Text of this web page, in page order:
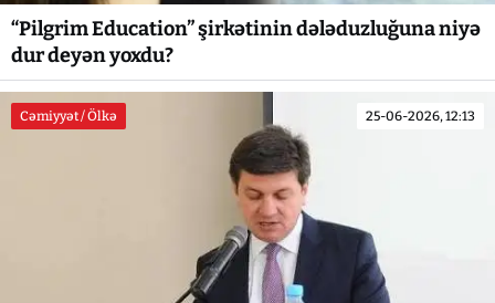
“Pilgrim Education” şirkətinin dələduzluğuna niyə
dur deyən yoxdu?
Cəmiyyət / Ölkə 25-06-2026, 12:13